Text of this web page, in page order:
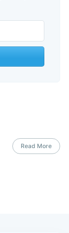
Read More